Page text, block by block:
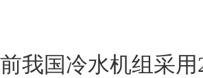
我国冷水机组采